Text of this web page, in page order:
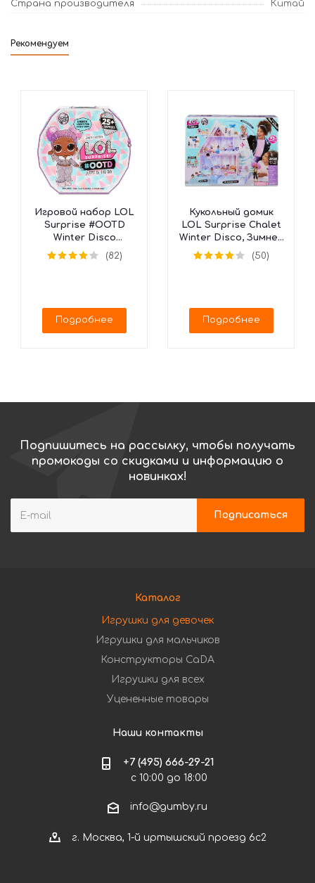
Страна производителя
Китай
Рекомендуем
Игровой набор LOL
Surprise #OOTD
Winter Disco
Календарь, 562504
(25 сюрпризов)
(82)
Подробнее
Кукольный домик
LOL Surprise Chalet
Winter Disco, Зимнее
Шале, 562207
(50)
Подробнее
Подпишитесь на рассылку, чтобы получать
промокоды со скидками и информацию о
новинках!
Каталог
Игрушки для девочек
Игрушки для мальчиков
Конструкторы CaDA
Игрушки для всех
Уцененные товары
Наши контакты
+7 (495) 666-29-21
с 10:00 до 18:00
info@gumby.ru
г. Москва, 1-й иртышский проезд 6с2